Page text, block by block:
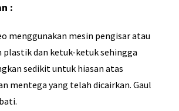
:
menggunakan mesin pengisar atau
plastik dan ketuk-ketuk sehingga
sedikit untuk hiasan atas
mentega yang telah dicairkan. Gaul